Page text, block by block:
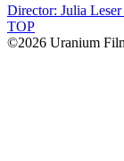
Director: Julia
TOP
©2026 Uranium